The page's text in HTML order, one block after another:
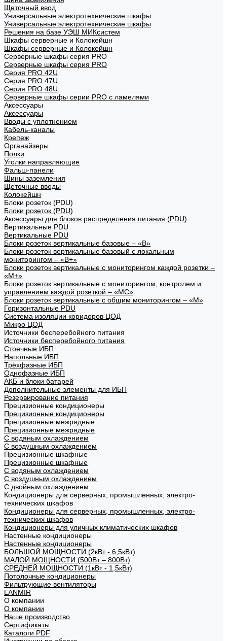
Щеточный ввод
Универсальные электротехнические шкафы
Универсальные электротехнические шкафы
Решения на базе УЭШ МИКсистем
Шкафы серверные и Колокейшн
Шкафы серверные и Колокейшн
Серверные шкафы серия PRO
Серверные шкафы серия PRO
Серия PRO 42U
Серия PRO 47U
Серия PRO 48U
Серверные шкафы серии PRO с ламелями
Аксессуары
Аксессуары
Вводы с уплотнением
Кабель-каналы
Крепеж
Органайзеры
Полки
Уголки направляющие
Фальш-панели
Шины заземления
Щеточные вводы
Колокейшн
Блоки розеток (PDU)
Блоки розеток (PDU)
Аксессуары для блоков распределения питания (PDU)
Вертикальные PDU
Вертикальные PDU
Блоки розеток вертикальные базовые – «В»
Блоки розеток вертикальные базовый с локальным
мониторингом – «В+»
Блоки розеток вертикальные с мониторингом каждой розетки –
«М+»
Блоки розеток вертикальные с мониторингом, контролем и
управлением каждой розеткой – «МС»
Блоки розеток вертикальные с общим мониторингом – «М»
Горизонтальные PDU
Система изоляции коридоров ЦОД
Микро ЦОД
Источники бесперебойного питания
Источники бесперебойного питания
Стоечные ИБП
Напольные ИБП
Трёхфазные ИБП
Однофазные ИБП
АКБ и блоки батарей
Дополнительные элементы для ИБП
Резервирование питания
Прецизионные кондиционеры
Прецизионные кондиционеры
Прецизионные межрядные
Прецизионные межрядные
С водяным охлаждением
С воздушным охлаждением
Прецизионные шкафные
Прецизионные шкафные
С водяным охлаждением
С воздушным охлаждением
С двойным охлаждением
Кондиционеры для серверных, промышленных, электро-
технических шкафов
Кондиционеры для серверных, промышленных, электро-
технических шкафов
Кондиционеры для уличных климатических шкафов
Настенные кондиционеры
Настенные кондиционеры
БОЛЬШОЙ МОЩНОСТИ (2кВт - 6,5кВт)
МАЛОЙ МОЩНОСТИ (500Вт – 800Вт)
СРЕДНЕЙ МОЩНОСТИ (1кВт - 1,5кВт)
Потолочные кондиционеры
Фильтрующие вентиляторы
LANMIR
О компании
О компании
Наше производство
Сертификаты
Каталоги PDF